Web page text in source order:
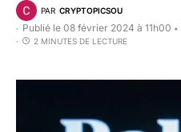
PAR CRYPTOPICSOU
Publié le 08 février 2024 à 11h00 •
2 MINUTES DE LECTURE